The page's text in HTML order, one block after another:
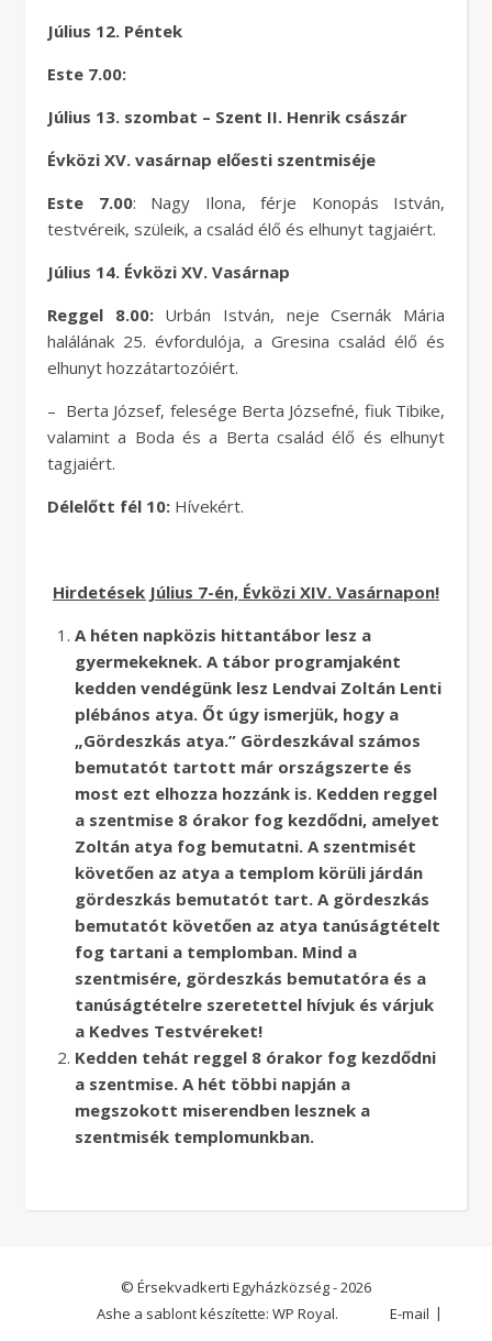
Július 12. Péntek
Este 7.00:
Július 13. szombat – Szent II. Henrik császár
Évközi XV. vasárnap előesti szentmiséje
Este 7.00: Nagy Ilona, férje Konopás István,
testvéreik, szüleik, a család élő és elhunyt tagjaiért.
Július 14. Évközi XV. Vasárnap
Reggel 8.00:Urbán István, neje Csernák Mária
halálának 25. évfordulója, a Gresina család élő és
elhunyt hozzátartozóiért.
– Berta József, felesége Berta Józsefné, fiuk Tibike,
valamint a Boda és a Berta család élő és elhunyt
tagjaiért.
Délelőtt fél 10: Hívekért.
Hirdetések Július 7-én, Évközi XIV. Vasárnapon!
A héten napközis hittantábor lesz a
gyermekeknek. A tábor programjaként
kedden vendégünk lesz Lendvai Zoltán Lenti
plébános atya. Őt úgy ismerjük, hogy a
„Gördeszkás atya.” Gördeszkával számos
bemutatót tartott már országszerte és
most ezt elhozza hozzánk is. Kedden reggel
a szentmise 8 órakor fog kezdődni, amelyet
Zoltán atya fog bemutatni. A szentmisét
követően az atya a templom körüli járdán
gördeszkás bemutatót tart. A gördeszkás
bemutatót követően az atya tanúságtételt
fog tartani a templomban. Mind a
szentmisére, gördeszkás bemutatóra és a
tanúságtételre szeretettel hívjuk és várjuk
a Kedves Testvéreket!
Kedden tehát reggel 8 órakor fog kezdődni
a szentmise. A hét többi napján a
megszokott miserendben lesznek a
szentmisék templomunkban.
© Érsekvadkerti Egyházközség - 2026
E-mail
Ashe a sablont készítette: WP Royal.